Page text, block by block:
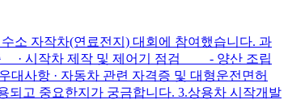
소 자작차(연료전지) 대회에 참여했습니다. 과
· 시작차 제작 및 제어기 점검 - 양산 조립
사항 · 자동차 관련 자격증 및 대형운전면허
되고 중요한지가 궁금합니다. 3.상용차 시작개발